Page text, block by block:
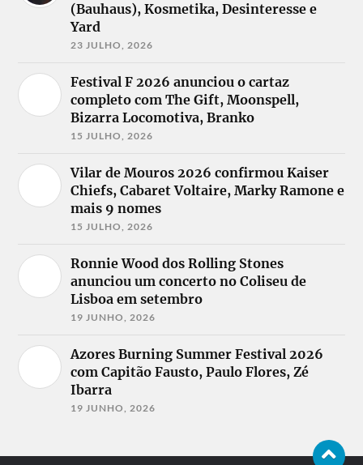
(Bauhaus), Kosmetika, Desinteresse e
Yard
23 JULHO, 2026
Festival F 2026 anunciou o cartaz
completo com The Gift, Moonspell,
Bizarra Locomotiva, Branko
15 JULHO, 2026
Vilar de Mouros 2026 confirmou Kaiser
Chiefs, Cabaret Voltaire, Marky Ramone e
mais 9 nomes
15 JULHO, 2026
Ronnie Wood dos Rolling Stones
anunciou um concerto no Coliseu de
Lisboa em setembro
19 JUNHO, 2026
Azores Burning Summer Festival 2026
com Capitão Fausto, Paulo Flores, Zé
Ibarra
19 JUNHO, 2026